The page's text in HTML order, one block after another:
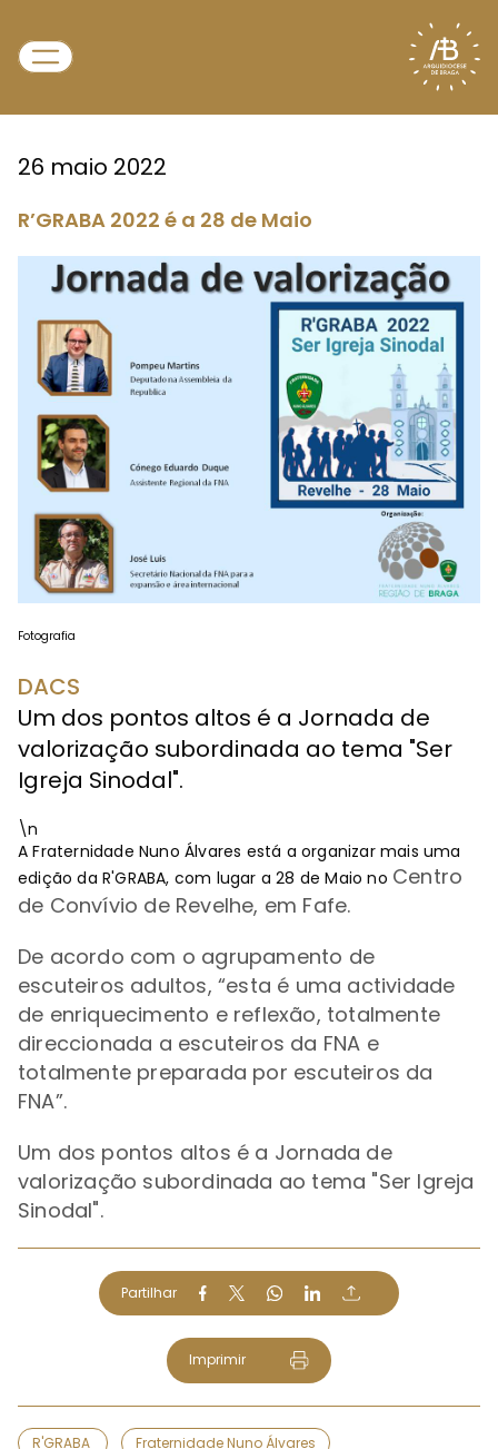
26 maio 2022
R’GRABA 2022 é a 28 de Maio
Fotografia
DACS
Um dos pontos altos é a Jornada de
valorização subordinada ao tema "Ser
Igreja Sinodal".
\n
A Fraternidade Nuno Álvares está a organizar mais uma
edição da R'GRABA, com lugar a 28 de Maio no Centro
de Convívio de Revelhe, em Fafe.
De acordo com o agrupamento de
escuteiros adultos, “esta é uma actividade
de enriquecimento e reflexão, totalmente
direccionada a escuteiros da FNA e
totalmente preparada por escuteiros da
FNA”.
Um dos pontos altos é a Jornada de
valorização subordinada ao tema "Ser Igreja
Sinodal".
Partilhar
Imprimir
R'GRABA Fraternidade Nuno Álvares